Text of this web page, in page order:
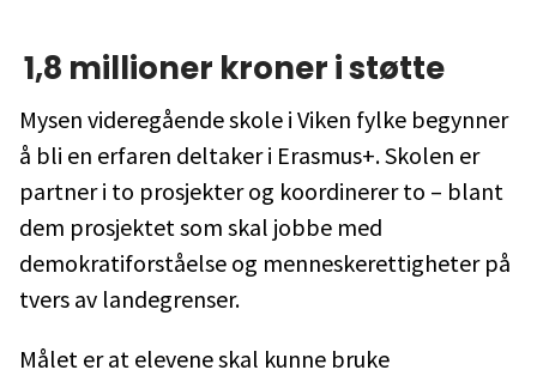
1,8 millioner kroner i støtte
Mysen videregående skole i Viken fylke begynner
å bli en erfaren deltaker i Erasmus+. Skolen er
partner i to prosjekter og koordinerer to – blant
dem prosjektet som skal jobbe med
demokratiforståelse og menneskerettigheter på
tvers av landegrenser.
Målet er at elevene skal kunne bruke